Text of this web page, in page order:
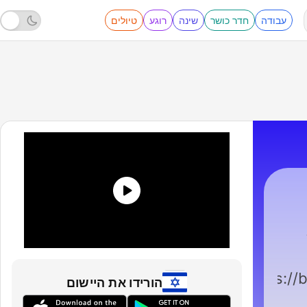
עבודה חדר כושר שינה רוגע טיולים
הורידו את היישום